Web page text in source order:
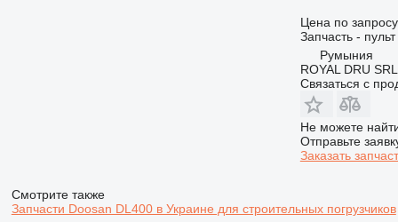
953
955
Цена по запросу
Запчасть -
Румыния
ROYAL DRU SRL
Связаться с
Не можете
Отправьте
Заказать
Смотрите также
Запчасти Doosan DL400 в Украине для строительных погрузчиков